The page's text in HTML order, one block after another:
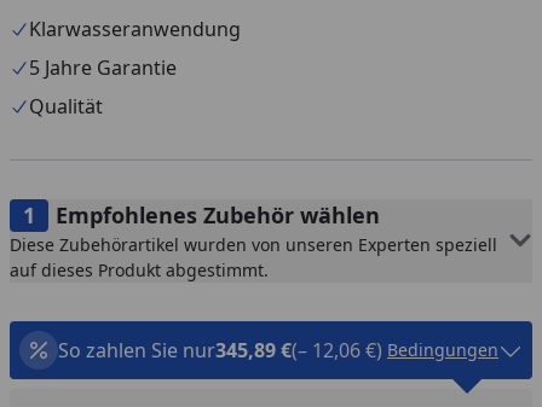
Klarwasseranwendung
5 Jahre Garantie
Qualität
Empfohlenes Zubehör wählen
Diese Zubehörartikel wurden von unseren Experten speziell
auf dieses Produkt abgestimmt.
So zahlen Sie nur345,89 €(– 12,06 €) Bedingungen